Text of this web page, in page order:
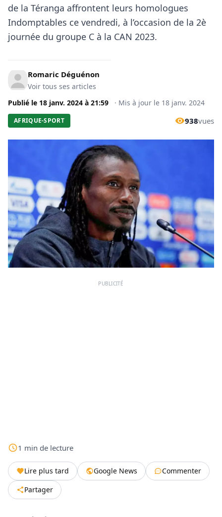
de la Téranga affrontent leurs homologues
Indomptables ce vendredi, à l’occasion de la 2è
journée du groupe C à la CAN 2023.
Romaric Déguénon
Voir tous ses articles
Publié le 18 janv. 2024 à 21:59 · Mis à jour le 18 janv. 2024
AFRIQUE-SPORT 938vues
PUBLICITÉ
1 min de lecture
Lire plus tard Google News
Commenter
Partager